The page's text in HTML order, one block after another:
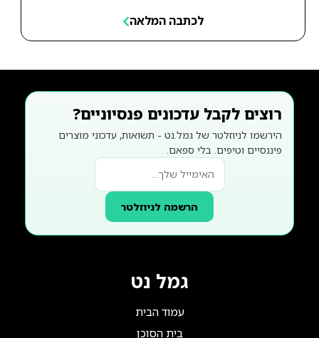
לכתבה המלאה
רוצים לקבל עדכונים פנסיוניים?
הירשמו לניוזלטר של גמל.נט - תשואות, עדכוני מוצרים
פיננסיים וטיפים. בלי ספאם.
הרשמה לניוזלטר
גמל נט
עמוד הבית
בית הסוכן